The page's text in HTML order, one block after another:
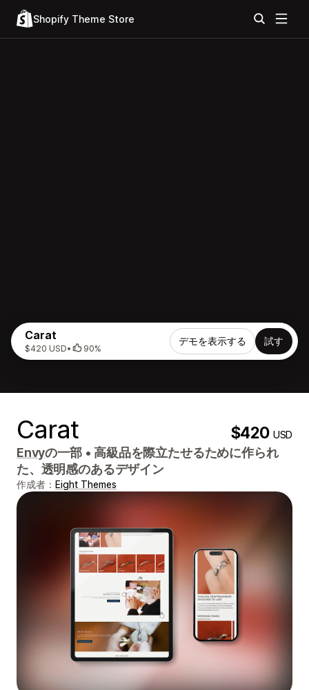
Shopify Theme Store
Carat
$420 USD• 90%
デモを表示する 試す
Carat $420USD
Envyの一部 • 高級品を際立たせるために作られ
た、透明感のあるデザイン
作成者： Eight Themes